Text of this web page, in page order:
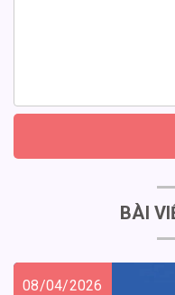
BÀI
08/04/2026